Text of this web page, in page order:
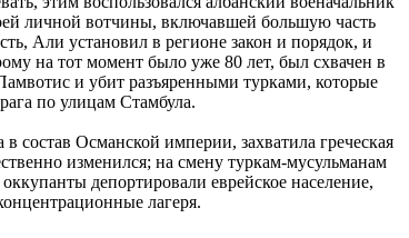
личной вотчины, включавшей большую часть
Али установил в регионе закон и порядок, и
на тот момент было уже 80 лет, был схвачен в
и убит разъяренными турками, которые
по улицам Стамбула.
состав Османской империи, захватила греческая
изменился; на смену туркам-мусульманам
депортировали еврейское население,
лагеря.